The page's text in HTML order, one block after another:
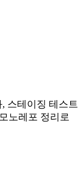
스테이징 테스트
노레포 정리로